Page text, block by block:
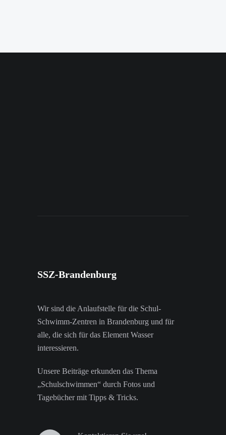
SSZ-Brandenburg
Wir sind die Anlaufstelle für die Schul-
Schwimm-Zentren in Brandenburg und für
alle, die sich für das Element Wasser
interessieren.
Unsere Beiträge erkunden das Thema
„Schulschwimmen“ durch Fotos und
Tagebücher mit Tipps & Tricks.